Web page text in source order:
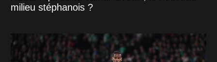
milieu stéphanois ?